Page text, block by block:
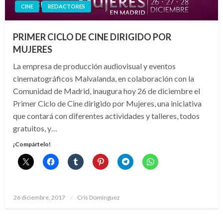
CINE REDACTORES
PRIMER CICLO DE CINE DIRIGIDO POR
MUJERES
La empresa de producción audiovisual y eventos
cinematográficos Malvalanda, en colaboración con la
Comunidad de Madrid, inaugura hoy 26 de diciembre el
Primer Ciclo de Cine dirigido por Mujeres, una iniciativa
que contará con diferentes actividades y talleres, todos
gratuitos, y…
¡Compártelo!
Publicado
26 diciembre, 2017 Cris Domínguez